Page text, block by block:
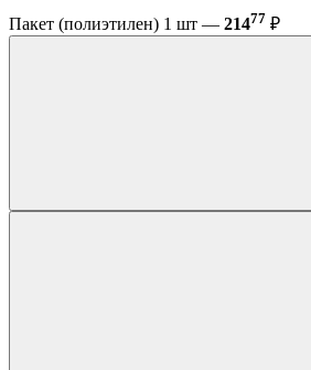
Пакет (полиэтилен) 1 шт — 21477 ₽